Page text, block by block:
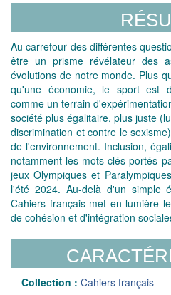
Au carrefour des différentes
être un prisme révélateur des
évolutions de notre monde. Plus
qu'une économie, le sport est
comme un terrain
société plus égalitaire, plus juste
discrimination et contre le
de l'environnement. Inclusion,
notamment les mots clés portés
jeux Olympiques et
l'été 2024. Au-delà d'un simple
Cahiers français met en lumière
de cohésion et d'intégration
Collection : Cahiers français